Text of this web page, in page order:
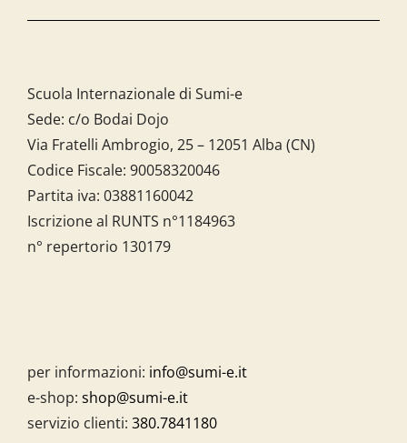
Scuola Internazionale di Sumi-e
Sede: c/o Bodai Dojo
Via Fratelli Ambrogio, 25 – 12051 Alba (CN)
Codice Fiscale: 90058320046
Partita iva: 03881160042
Iscrizione al RUNTS n°1184963
n° repertorio 130179
per informazioni: info@sumi-e.it
e-shop: shop@sumi-e.it
servizio clienti: 380.7841180